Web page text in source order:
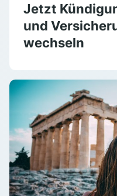
Jetzt
und
wechseln